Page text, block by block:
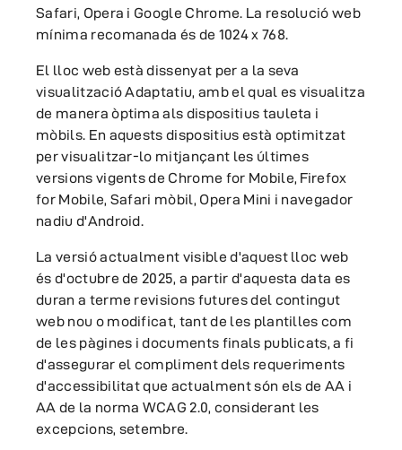
Safari, Opera i Google Chrome. La resolució web
mínima recomanada és de 1024 x 768.
El lloc web està dissenyat per a la seva
visualització Adaptatiu, amb el qual es visualitza
de manera òptima als dispositius tauleta i
mòbils. En aquests dispositius està optimitzat
per visualitzar-lo mitjançant les últimes
versions vigents de Chrome for Mobile, Firefox
for Mobile, Safari mòbil, Opera Mini i navegador
nadiu d'Android.
La versió actualment visible d'aquest lloc web
és d'octubre de 2025, a partir d'aquesta data es
duran a terme revisions futures del contingut
web nou o modificat, tant de les plantilles com
de les pàgines i documents finals publicats, a fi
d'assegurar el compliment dels requeriments
d'accessibilitat que actualment són els de AA i
AA de la norma WCAG 2.0, considerant les
excepcions, setembre.